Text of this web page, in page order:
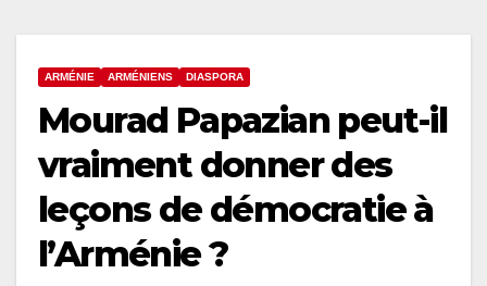
ARMÉNIE ARMÉNIENS DIASPORA
Mourad Papazian peut-il
vraiment donner des
leçons de démocratie à
l’Arménie ?